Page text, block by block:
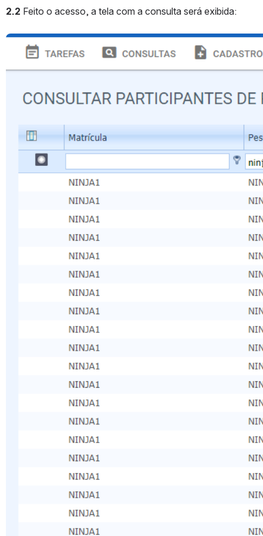
2.2 Feito o acesso, a tela com a consulta será exibida: